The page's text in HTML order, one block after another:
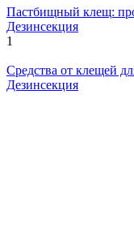
Пастбищный клещ:
Дезинсекция
1
Средства от клещей
Дезинсекция